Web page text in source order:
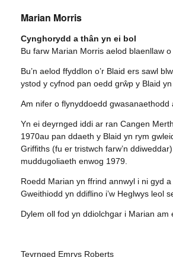
Marian Morris
Cynghorydd a thân yn ei bol
Bu farw Marian Morris aelod blaenllaw
Bu’n aelod ffyddlon o’r Blaid ers sawl
ystod y cyfnod pan oedd grŵp y Blaid
Am nifer o flynyddoedd gwasanaethodd
Yn ei deyrnged iddi ar ran Cangen
1970au pan ddaeth y Blaid yn rym
Griffiths (fu er tristwch farw’n
muddugoliaeth enwog 1979.
Roedd Marian yn ffrind annwyl i ni gyd
Gweithiodd yn ddiflino i’w Heglwys leol
Dylem oll fod yn ddiolchgar i Marian am
Teyrnged Emrys Roberts